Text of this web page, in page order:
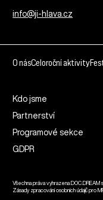
info@ji-hlava.cz
O násCeloroční aktivity
Kdo jsme
Partnerství
Programové sekce
GDPR
Všechna práva vyhrazena DOC.DREAM
Zásady zpracování osobních údajů pro